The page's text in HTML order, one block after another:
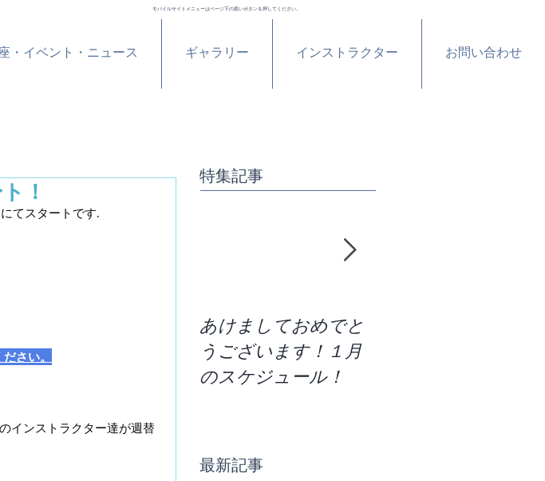
モバイルサイトメニューはページ下の黒いボタンを押してください。
・イベント・ニュース ギャラリー インストラクター お問い合わせ
！
てスタートです.
さい。
インストラクター達が週替
特集記事
あけましておめでと
うございます！１月
のスケジュール！
最新記事